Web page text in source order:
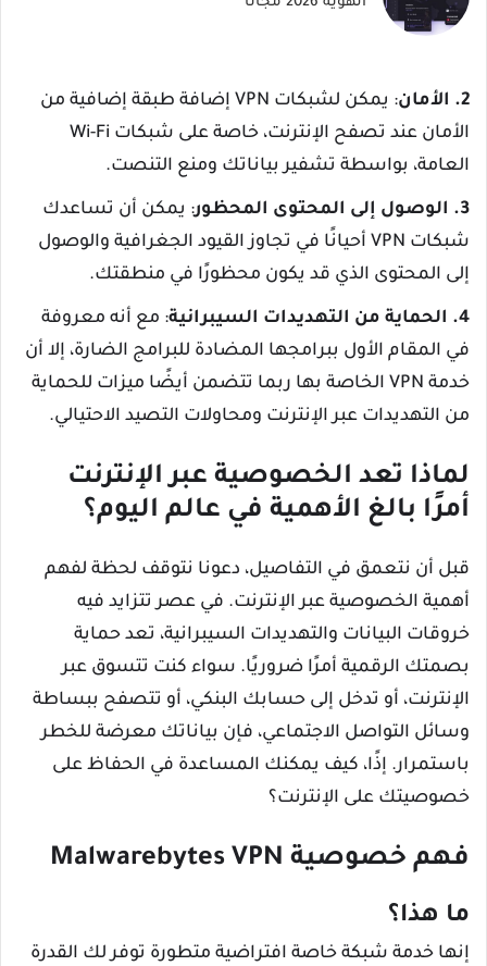
2. الأمان
: يمكن لشبكات VPN إضافة طبقة إضافية من
الأمان عند تصفح الإنترنت، خاصة على شبكات Wi-Fi
العامة، بواسطة تشفير بياناتك ومنع التنصت.
3. الوصول إلى المحتوى المحظور
: يمكن أن تساعدك
شبكات VPN أحيانًا في تجاوز القيود الجغرافية والوصول
إلى المحتوى الذي قد يكون محظورًا في منطقتك.
4. الحماية من التهديدات السيبرانية
: مع أنه معروفة
في المقام الأول ببرامجها المضادة للبرامج الضارة، إلا أن
خدمة VPN الخاصة بها ربما تتضمن أيضًا ميزات للحماية
من التهديدات عبر الإنترنت ومحاولات التصيد الاحتيالي.
لماذا تعد الخصوصية عبر الإنترنت
أمرًا بالغ الأهمية في عالم اليوم؟
قبل أن نتعمق في التفاصيل، دعونا نتوقف لحظة لفهم
أهمية الخصوصية عبر الإنترنت. في عصر تتزايد فيه
خروقات البيانات والتهديدات السيبرانية، تعد حماية
بصمتك الرقمية أمرًا ضروريًا. سواء كنت تتسوق عبر
الإنترنت، أو تدخل إلى حسابك البنكي، أو تتصفح ببساطة
وسائل التواصل الاجتماعي، فإن بياناتك معرضة للخطر
باستمرار. إذًا، كيف يمكنك المساعدة في الحفاظ على
خصوصيتك على الإنترنت؟
فهم خصوصية Malwarebytes VPN
ما هذا؟
إنها خدمة شبكة خاصة افتراضية متطورة توفر لك القدرة